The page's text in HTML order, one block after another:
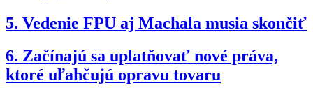
5. Vedenie FPU aj Machala musia skončiť
6. Začínajú sa uplatňovať nové práva,
ktoré uľahčujú opravu tovaru